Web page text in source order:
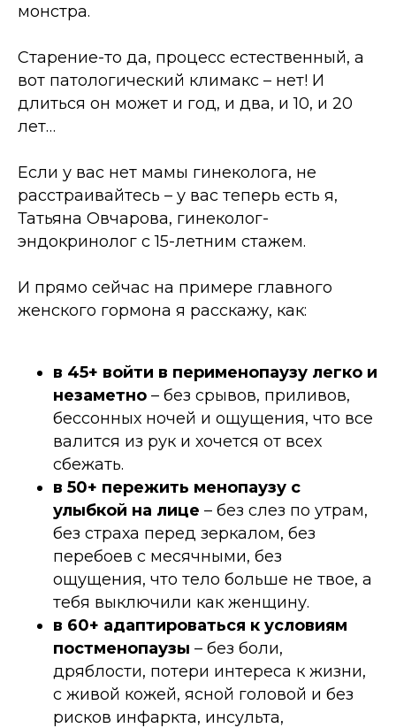
монстра.
Старение-то да, процесс естественный, а
вот патологический климакс – нет! И
длиться он может и год, и два, и 10, и 20
лет…
Если у вас нет мамы гинеколога, не
расстраивайтесь – у вас теперь есть я,
Татьяна Овчарова, гинеколог-
эндокринолог с 15-летним стажем.
И прямо сейчас на примере главного
женского гормона я расскажу, как:
в 45+ войти в перименопаузу легко и
незаметно – без срывов, приливов,
бессонных ночей и ощущения, что все
валится из рук и хочется от всех
сбежать.
в 50+ пережить менопаузу с
улыбкой на лице – без слез по утрам,
без страха перед зеркалом, без
перебоев с месячными, без
ощущения, что тело больше не твое, а
тебя выключили как женщину.
в 60+ адаптироваться к условиям
постменопаузы – без боли,
дряблости, потери интереса к жизни,
с живой кожей, ясной головой и без
рисков инфаркта, инсульта,